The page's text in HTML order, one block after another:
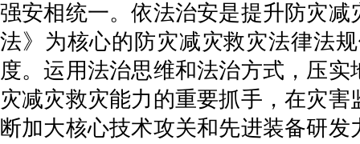
强安相统一。依法治安是提升防灾
法》为核心的防灾减灾救灾法律法
度。运用法治思维和法治方式，压
灾减灾救灾能力的重要抓手，在灾
断加大核心技术攻关和先进装备研